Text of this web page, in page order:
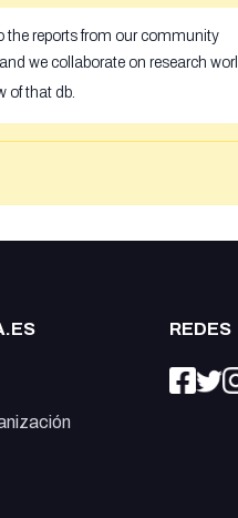
the reports from our community
we collaborate on research
of that db.
REDES